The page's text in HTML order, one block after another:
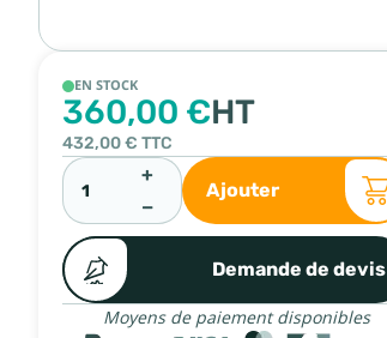
EN STOCK
360,00 €HT
432,00 € TTC
+
−
Ajouter
Demande de devis
Moyens de paiement disponibles